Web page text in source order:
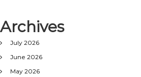
Archives
July 2026
June 2026
May 2026